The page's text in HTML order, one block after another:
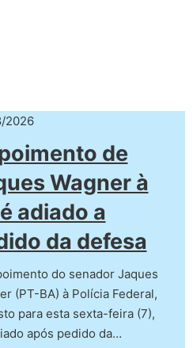
2026
de
Wagner à
adiado a
da defesa
do senador Jaques
(PT-BA) à Polícia Federal,
para esta sexta-feira (7),
após pedido da…